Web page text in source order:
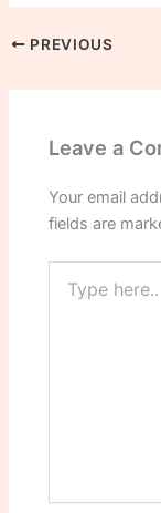
PREVIOUS
Leave a
Your email
fields are
here..